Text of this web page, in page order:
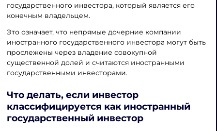
государственного инвестора, который является его
конечным владельцем.
Это означает, что непрямые дочерние компании
иностранного государственного инвестора могут быть
прослежены через владение совокупной
существенной долей и считаются иностранными
государственными инвесторами.
Что делать, если инвестор
классифицируется как иностранный
государственный инвестор